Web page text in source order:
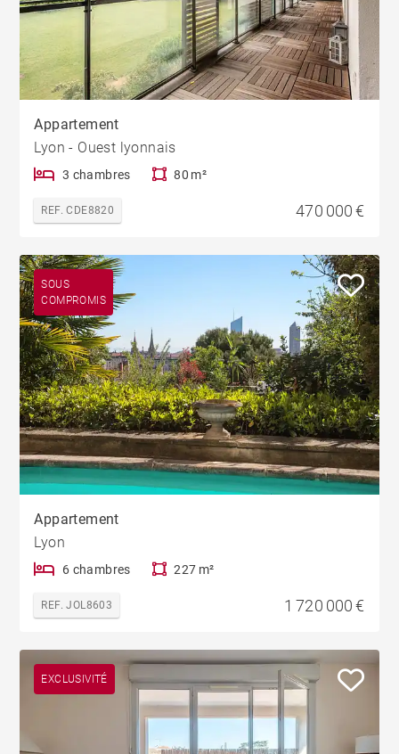
Appartement
Lyon - Ouest lyonnais
3 chambres 80 m²
REF. CDE8820 470 000 €
SOUS
COMPROMIS
Appartement
Lyon
6 chambres 227 m²
REF. JOL8603 1 720 000 €
EXCLUSIVITÉ